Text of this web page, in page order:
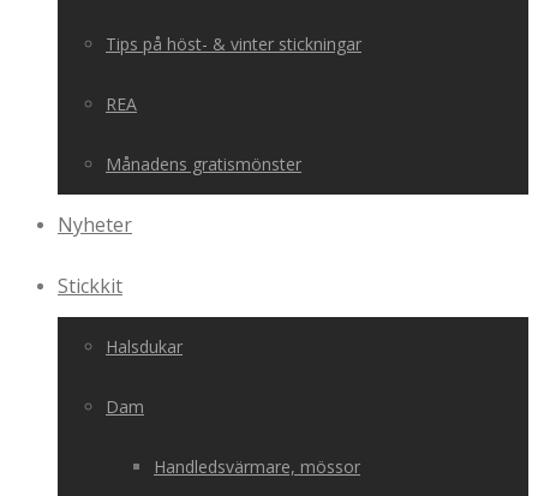
Tips på höst- & vinter stickningar
REA
Månadens gratismönster
Nyheter
Stickkit
Halsdukar
Dam
Handledsvärmare, mössor